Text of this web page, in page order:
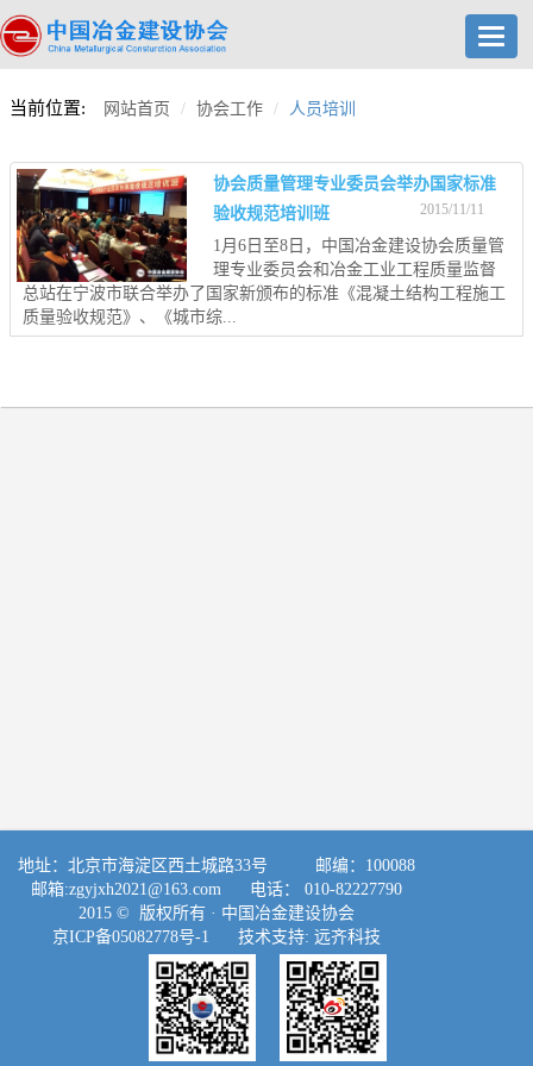
当前位置: 网站首页 协会工作 人员培训
协会质量管理专业委员会举办国家标准
验收规范培训班
2015/11/11
1月6日至8日，中国冶金建设协会质量管
理专业委员会和冶金工业工程质量监督
总站在宁波市联合举办了国家新颁布的标准《混凝土结构工程施工
质量验收规范》、《城市综...
地址：北京市海淀区西土城路33号 邮编：100088
邮箱:zgyjxh2021@163.com 电话： 010-82227790
2015 © 版权所有 · 中国冶金建设协会
京ICP备05082778号-1 技术支持: 远齐科技